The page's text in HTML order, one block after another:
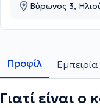
Βύρωνος 3,
Προφίλ Εμπειρία
Γιατί είναι